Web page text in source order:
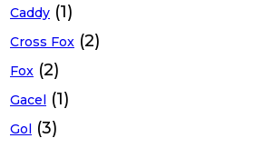
Caddy (1)
Cross Fox (2)
Fox (2)
Gacel (1)
Gol (3)